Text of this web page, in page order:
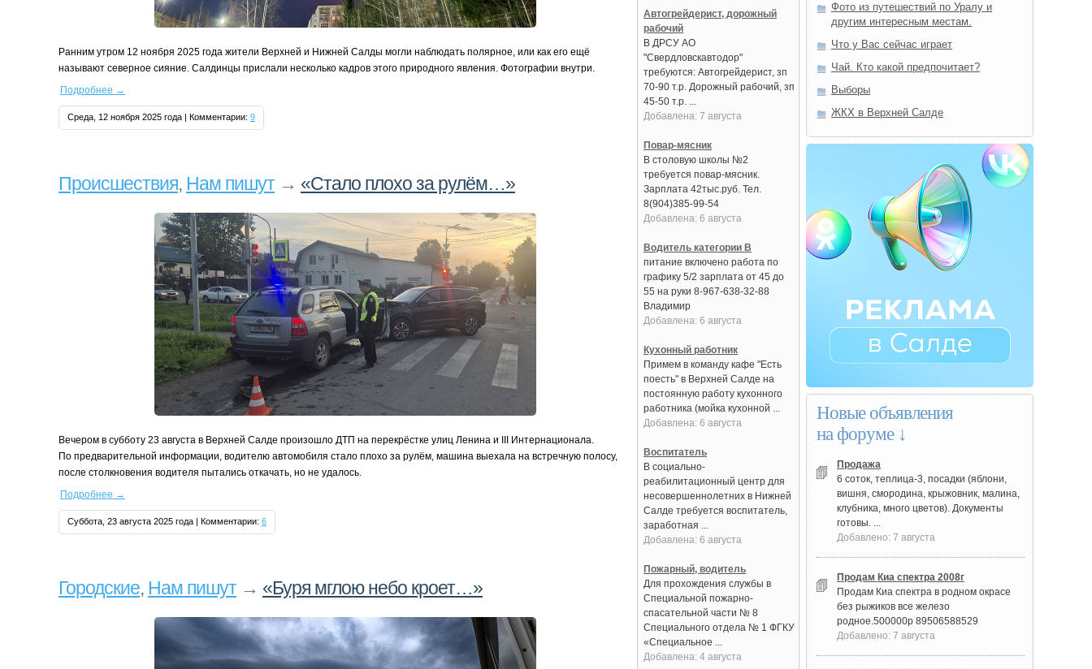
Ранним утром 12 ноября 2025 года жители Верхней и Нижней Салды могли наблюдать полярное, или как его ещё
называют северное сияние. Салдинцы прислали несколько кадров этого природного явления. Фотографии внутри.
Подробнее →
Среда, 12 ноября 2025 года | Комментарии: 9
Проиcшествия, Нам пишут→ «Стало плохо за рулём…»
Вечером в субботу 23 августа в Верхней Салде произошло ДТП на перекрёстке улиц Ленина и III Интернационала.
По предварительной информации, водителю автомобиля стало плохо за рулём, машина выехала на встречную полосу,
после столкновения водителя пытались откачать, но не удалось.
Подробнее →
Суббота, 23 августа 2025 года | Комментарии: 6
Городские, Нам пишут→ «Буря мглою небо кроет…»
Автогрейдерист, дорожный
рабочий
В ДРСУ АО
"Свердловскавтодор"
требуются: Автогрейдерист, зп
70-90 т.р. Дорожный рабочий, зп
45-50 т.р. ...
Добавлена: 7 августа
Повар-мясник
В столовую школы №2
требуется повар-мясник.
Зарплата 42тыс.руб. Тел.
8(904)385-99-54
Добавлена: 6 августа
Водитель категории В
питание включено работа по
графику 5/2 зарплата от 45 до
55 на руки 8-967-638-32-88
Владимир
Добавлена: 6 августа
Кухонный работник
Примем в команду кафе "Есть
поесть" в Верхней Салде на
постоянную работу кухонного
работника (мойка кухонной ...
Добавлена: 6 августа
Воспитатель
В социально-
реабилитационный центр для
несовершеннолетних в Нижней
Салде требуется воспитатель,
заработная ...
Добавлена: 6 августа
Пожарный, водитель
Для прохождения службы в
Специальной пожарно-
спасательной части № 8
Специального отдела № 1 ФГКУ
«Специальное ...
Добавлена: 4 августа
Фото из путешествий по Уралу и
другим интересным местам.
Что у Вас сейчас играет
Чай. Кто какой предпочитает?
Выборы
ЖКХ в Верхней Салде
Новые объявления
на форуме ↓
Продажа
6 соток, теплица-3, посадки (яблони,
вишня, смородина, крыжовник, малина,
клубника, много цветов). Документы
готовы. ...
Добавлено: 7 августа
Продам Киа спектра 2008г
Продам Киа спектра в родном окрасе
без рыжиков все железо
родное.500000р 89506588529
Добавлено: 7 августа